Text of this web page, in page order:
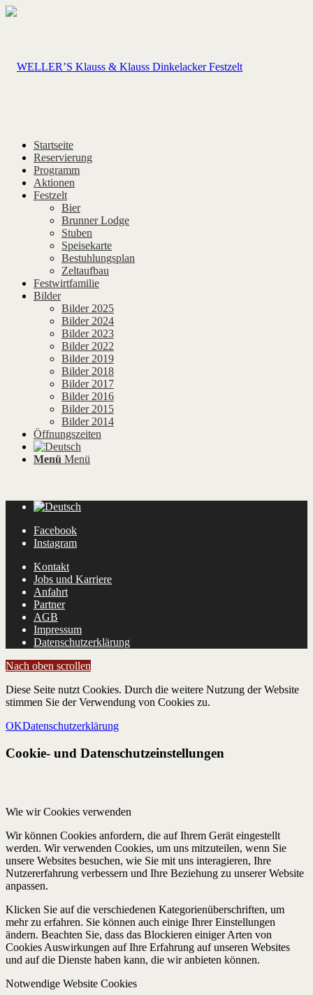
Startseite
Reservierung
Programm
Aktionen
Festzelt
Bier
Brunner Lodge
Stuben
Speisekarte
Bestuhlungsplan
Zeltaufbau
Festwirtfamilie
Bilder
Bilder 2025
Bilder 2024
Bilder 2023
Bilder 2022
Bilder 2019
Bilder 2018
Bilder 2017
Bilder 2016
Bilder 2015
Bilder 2014
Öffnungszeiten
Menü Menü
Facebook
Instagram
Kontakt
Jobs und Karriere
Anfahrt
Partner
AGB
Impressum
Datenschutzerklärung
Nach oben scrollen
Diese Seite nutzt Cookies. Durch die weitere Nutzung der Website
stimmen Sie der Verwendung von Cookies zu.
OKDatenschutzerklärung
Cookie- und Datenschutzeinstellungen
Wie wir Cookies verwenden
Wir können Cookies anfordern, die auf Ihrem Gerät eingestellt
werden. Wir verwenden Cookies, um uns mitzuteilen, wenn Sie
unsere Websites besuchen, wie Sie mit uns interagieren, Ihre
Nutzererfahrung verbessern und Ihre Beziehung zu unserer Website
anpassen.
Klicken Sie auf die verschiedenen Kategorienüberschriften, um
mehr zu erfahren. Sie können auch einige Ihrer Einstellungen
ändern. Beachten Sie, dass das Blockieren einiger Arten von
Cookies Auswirkungen auf Ihre Erfahrung auf unseren Websites
und auf die Dienste haben kann, die wir anbieten können.
Notwendige Website Cookies